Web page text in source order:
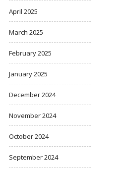
April 2025
March 2025
February 2025
January 2025
December 2024
November 2024
October 2024
September 2024